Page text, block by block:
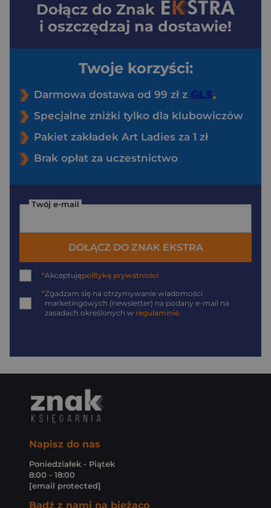
Dołącz do Znak
i oszczędzaj na dostawie!
Twoje korzyści:
Darmowa dostawa od 99 zł z
Specjalne zniżki tylko dla klubowiczów
Pakiet zakładek Art Ladies za 1 zł
Brak opłat za uczestnictwo
Twój e-mail
DOŁĄCZ DO ZNAK EKSTRA
*Akceptujępolitykę prywatności
*Zgadzam się na otrzymywanie wiadomości
marketingowych (newsletter) na podany e-mail na
zasadach określonych w regulaminie.
Napisz do nas
Poniedziałek - Piątek
8:00 - 18:00
[email protected]
Bądź z nami na bieżąco